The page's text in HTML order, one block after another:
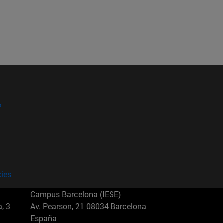
3
Campus Barcelona (IESE)
Av. Pearson, 21 08034 Barcelona
España